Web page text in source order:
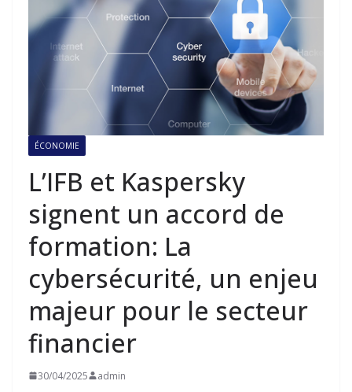
ÉCONOMIE
L’IFB et Kaspersky
signent un accord de
formation: La
cybersécurité, un enjeu
majeur pour le secteur
financier
30/04/2025 admin